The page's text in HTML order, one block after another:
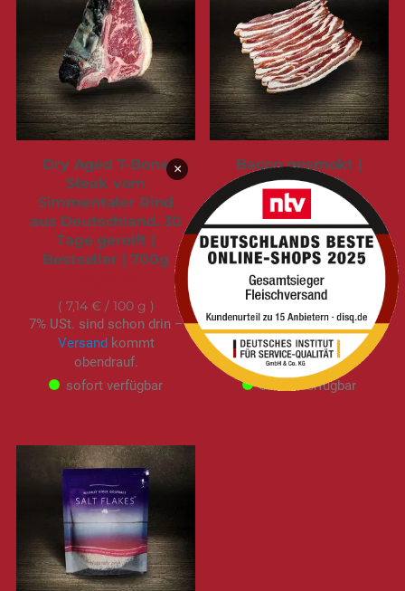
Dry Aged T-Bone
Steak vom
Simmentaler Rind
aus Deutschland. 30
Tage gereift |
Bestseller | 700g
7,14 €/ 100 g
7% USt. sind schon drin –
Versandkommt
obendrauf.
sofort verfügbar
Bacon gesmokt |
Bauchfleisch
geräuchert |
geschnitten, saftig,
gemacht für Pfanne
und Grill | 180g
6,50 €
7% USt. sind schon drin –
Versandkommt
obendrauf.
sofort verfügbar
×